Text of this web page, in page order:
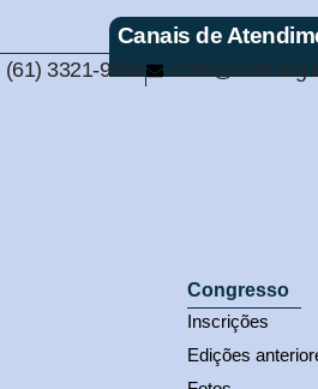
Canais de
(61) 3321-9563
Congresso
Inscrições
Edições